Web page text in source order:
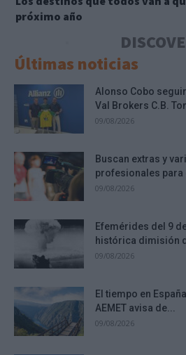
próximo año
Últimas noticias
Alonso Cobo
Val Brokers C.B.
09/08/2026
Buscan extras y
profesionales para
09/08/2026
Efemérides del 9
histórica dimisión
09/08/2026
El tiempo en
AEMET avisa de...
09/08/2026